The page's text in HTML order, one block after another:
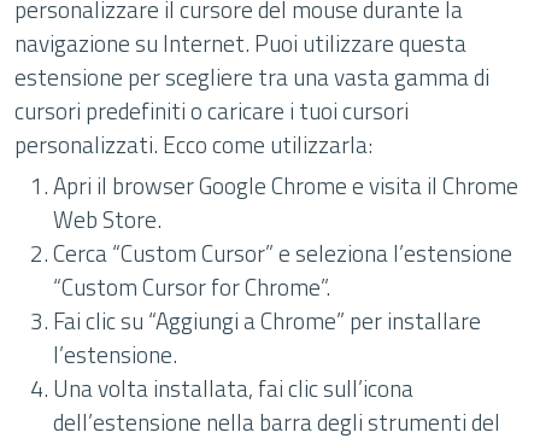
personalizzare il cursore del mouse durante la
navigazione su Internet. Puoi utilizzare questa
estensione per scegliere tra una vasta gamma di
cursori predefiniti o caricare i tuoi cursori
personalizzati. Ecco come utilizzarla:
Apri il browser Google Chrome e visita il Chrome
Web Store.
Cerca “Custom Cursor” e seleziona l’estensione
“Custom Cursor for Chrome”.
Fai clic su “Aggiungi a Chrome” per installare
l’estensione.
Una volta installata, fai clic sull’icona
dell’estensione nella barra degli strumenti del